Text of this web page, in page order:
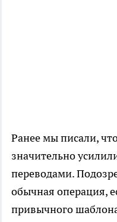
Ранее мы писали,
значительно
переводами.
обычная операция,
привычного